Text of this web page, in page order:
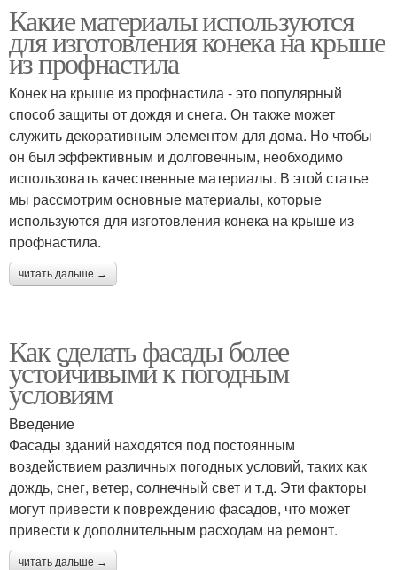
Какие материалы используются
для изготовления конека на крыше
из профнастила
Конек на крыше из профнастила - это популярный
способ защиты от дождя и снега. Он также может
служить декоративным элементом для дома. Но чтобы
он был эффективным и долговечным, необходимо
использовать качественные материалы. В этой статье
мы рассмотрим основные материалы, которые
используются для изготовления конека на крыше из
профнастила.
читать дальше →
Как сделать фасады более
устойчивыми к погодным
условиям
Введение
Фасады зданий находятся под постоянным
воздействием различных погодных условий, таких как
дождь, снег, ветер, солнечный свет и т.д. Эти факторы
могут привести к повреждению фасадов, что может
привести к дополнительным расходам на ремонт.
читать дальше →